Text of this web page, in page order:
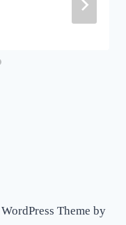
Theme by